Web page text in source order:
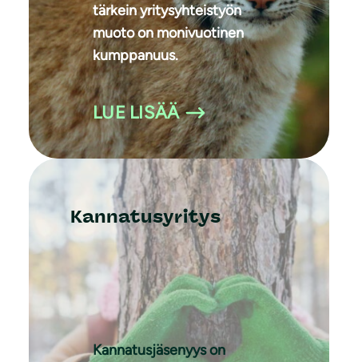
tärkein yritysyhteistyön
muoto on monivuotinen
kumppanuus.
LUE LISÄÄ
Kannatusyritys
Kannatusjäsenyys on